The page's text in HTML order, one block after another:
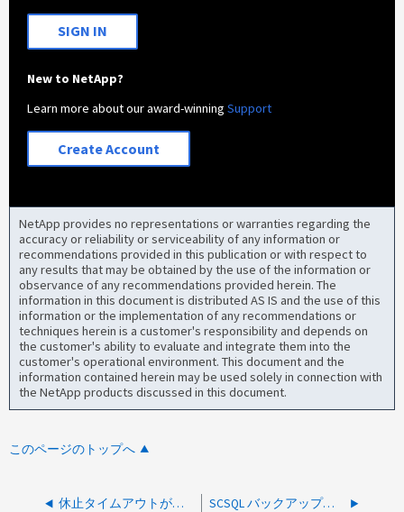
SIGN IN
New to NetApp?
Learn more about our award-winningSupport
Create Account
NetApp provides no representations or warranties regarding the
accuracy or reliability or serviceability of any information or
recommendations provided in this publication or with respect to
any results that may be obtained by the use of the information or
observance of any recommendations provided herein. The
information in this document is distributed AS IS and the use of this
information or the implementation of any recommendations or
techniques herein is a customer's responsibility and depends on
the customer's ability to evaluate and integrate them into the
customer's operational environment. This document and the
information contained herein may be used solely in connection with
the NetApp products discussed in this document.
このページのトップへ
休止タイムアウトが原因でSCSQLのバックアップと保持が失敗します SCSQL バックアップで、切断または削除されたディスクの検出に失敗しました